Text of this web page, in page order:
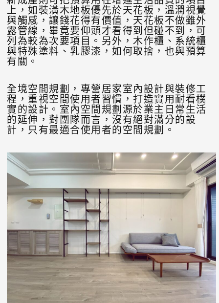
上，如裝潢木地板優先於天花板，溫潤視覺
與觸感，讓錢花得有價值，天花板不做雖外
露管線，畢竟要仰頭才看得到但碰不到，可
列為較為次要項目。另外，木作櫃、系統櫃
與特殊塗料、乳膠漆，如何取捨，也與預算
有關。
全境空間規劃，專營居家室內設計與裝修工
程，重視空間使用者習慣，打造實用耐看樸
實的設計。室內空間規劃源於業主日常生活
的延伸，對團隊而言，沒有絕對滿分的設
計，只有最適合使用者的空間規劃。